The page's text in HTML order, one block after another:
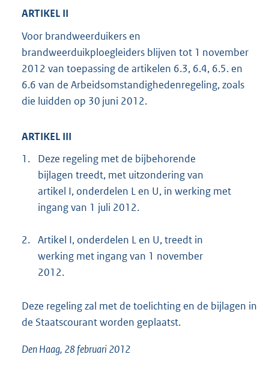
ARTIKEL II
Voor brandweerduikers en
brandweerduikploegleiders blijven tot 1 november
2012 van toepassing de artikelen 6.3, 6.4, 6.5. en
6.6 van de Arbeidsomstandighedenregeling, zoals
die luidden op 30 juni 2012.
ARTIKEL III
1.
Deze regeling met de bijbehorende
bijlagen treedt, met uitzondering van
artikel I, onderdelen L en U, in werking met
ingang van 1 juli 2012.
2. Artikel I, onderdelen L en U, treedt in
werking met ingang van 1 november
2012.
Deze regeling zal met de toelichting en de bijlagen in
de Staatscourant worden geplaatst.
Den Haag, 28 februari 2012